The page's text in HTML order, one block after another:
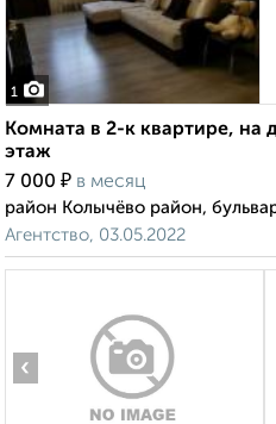
1
Комната в 2-к квартире, на
этаж
7 000 ₽ в месяц
район Колычёво район,
Агентство, 03.05.2022
‹